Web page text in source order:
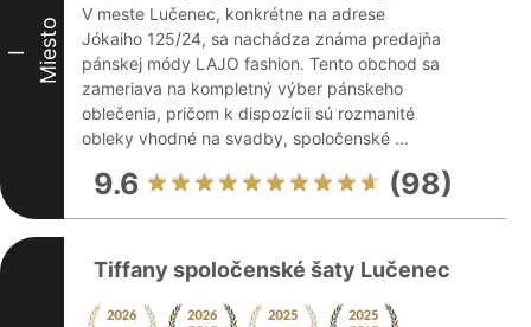
I Miesto
V meste Lučenec, konkrétne na adrese
Jókaiho 125/24, sa nachádza známa predajňa
pánskej módy LAJO fashion. Tento obchod sa
zameriava na kompletný výber pánskeho
oblečenia, pričom k dispozícii sú rozmanité
obleky vhodné na svadby, spoločenské ...
9.6 (98)
Tiffany spoločenské šaty Lučenec